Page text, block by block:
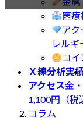
医
ア
レルギ
コ
Ｘ線分析実
アクセス金
1,100円（税
コラム